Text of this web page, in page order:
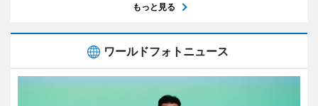
もっと見る
ワールドフォトニュース